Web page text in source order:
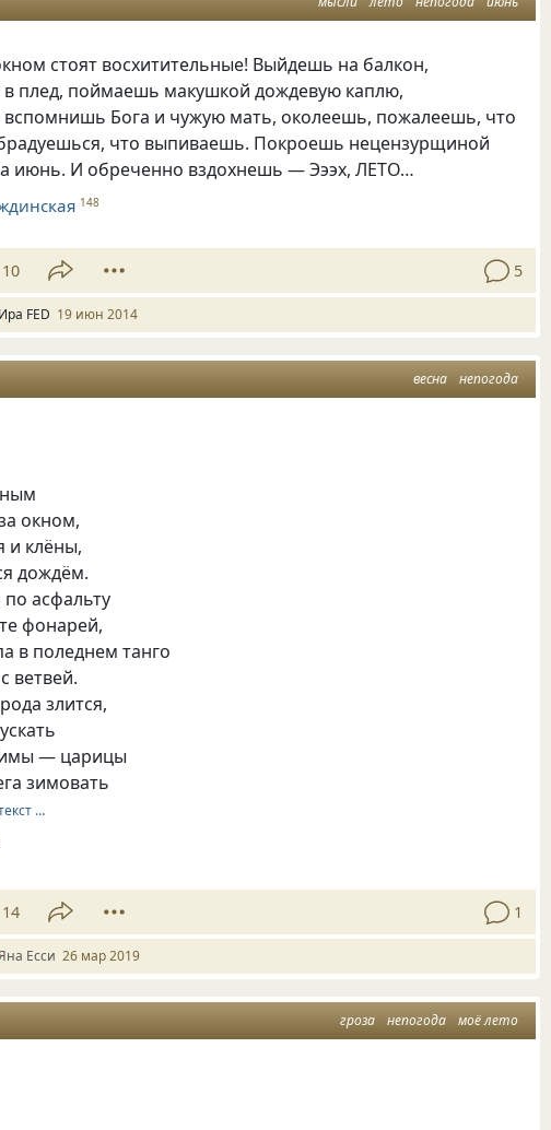
стоят восхитительные! Выйдешь на балкон,
в плед, поймаешь макушкой дождевую каплю,
Бога и чужую мать, околеешь, пожалеешь, что
что выпиваешь. Покроешь нецензурщиной
июнь. И обреченно вздохнешь — Эээх, ЛЕТО…
148
10 5
Ира FED 19 июн 2014
весна непогода
окном,
и клёны,
дождём.
асфальту
фонарей,
в поледнем танго
ветвей.
злится,
— царицы
зимовать
…
14 1
Есси 26 мар 2019
гроза непогода моё лето